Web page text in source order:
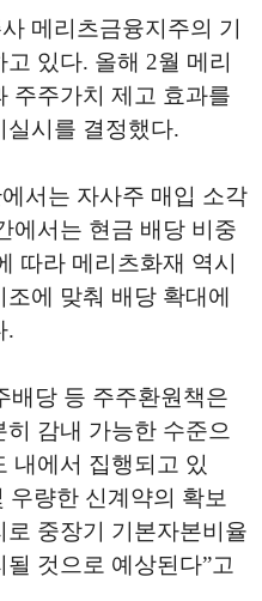
메리츠금융지주의 기
있다. 올해 2월 메리
주주가치 제고 효과를
실시를 결정했다.
서는 자사주 매입 소각
에서는 현금 배당 비중
따라 메리츠화재 역시
에 맞춰 배당 확대에
.
배당 등 주주환원책은
감내 가능한 수준으
내에서 집행되고 있
우량한 신계약의 확보
중장기 기본자본비율
것으로 예상된다”고